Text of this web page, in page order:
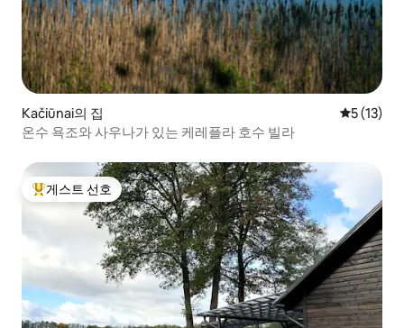
Kačiūnai의 집 평점 5점
5 (13)
온수 욕조와 사우나가 있는 케레플라 호수 빌라
상위 게스트 선호
게스트 선호